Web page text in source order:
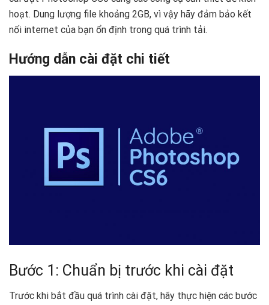
hoạt. Dung lượng file khoảng 2GB, vì vậy hãy đảm bảo kết
nối internet của bạn ổn định trong quá trình tải.
Hướng dẫn cài đặt chi tiết
Bước 1: Chuẩn bị trước khi cài đặt
Trước khi bắt đầu quá trình cài đặt, hãy thực hiện các bước